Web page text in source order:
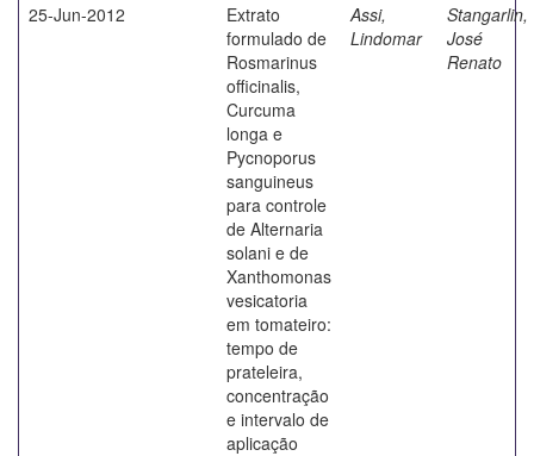
25-Jun-2012
Extrato
formulado de
Rosmarinus
officinalis,
Curcuma
longa e
Pycnoporus
sanguineus
para controle
de Alternaria
solani e de
Xanthomonas
vesicatoria
em tomateiro:
tempo de
prateleira,
concentração
e intervalo de
aplicação
Assi,
Lindomar
Stangarlin,
José
Renato